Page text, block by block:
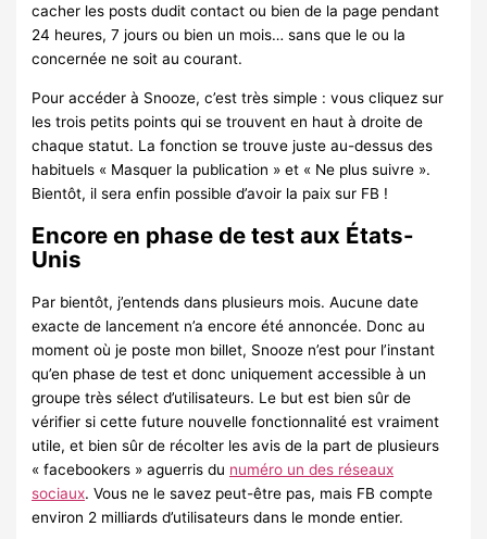
cacher les posts dudit contact ou bien de la page pendant
24 heures, 7 jours ou bien un mois… sans que le ou la
concernée ne soit au courant.
Pour accéder à Snooze, c’est très simple : vous cliquez sur
les trois petits points qui se trouvent en haut à droite de
chaque statut. La fonction se trouve juste au-dessus des
habituels « Masquer la publication » et « Ne plus suivre ».
Bientôt, il sera enfin possible d’avoir la paix sur FB !
Encore en phase de test aux États-
Unis
Par bientôt, j’entends dans plusieurs mois. Aucune date
exacte de lancement n’a encore été annoncée. Donc au
moment où je poste mon billet, Snooze n’est pour l’instant
qu’en phase de test et donc uniquement accessible à un
groupe très sélect d’utilisateurs. Le but est bien sûr de
vérifier si cette future nouvelle fonctionnalité est vraiment
utile, et bien sûr de récolter les avis de la part de plusieurs
« facebookers » aguerris du numéro un des réseaux
sociaux. Vous ne le savez peut-être pas, mais FB compte
environ 2 milliards d’utilisateurs dans le monde entier.